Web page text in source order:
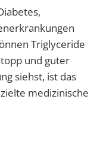
Triglyceride
und guter
siehst, ist das
medizinische